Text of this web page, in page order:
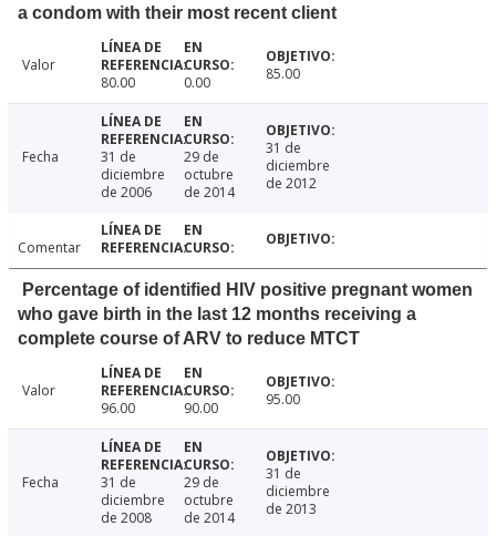
a condom with their most recent client
Valor
80.00
0.00 85.00
Fecha
31 de
diciembre
de 2006
29 de
octubre
de 2014
31 de
diciembre
de 2012
Comentar
Percentage of identified HIV positive pregnant women
who gave birth in the last 12 months receiving a
complete course of ARV to reduce MTCT
Valor
96.00
90.00 95.00
Fecha
31 de
diciembre
de 2008
29 de
octubre
de 2014
31 de
diciembre
de 2013